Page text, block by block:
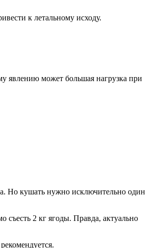
к летальному исходу.
явлению может большая нагрузка при
Но кушать нужно исключительно один
2 кг ягоды. Правда, актуально